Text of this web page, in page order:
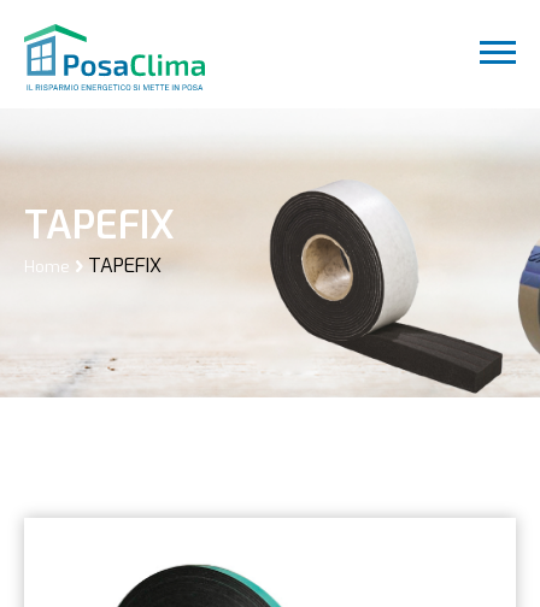
TAPEFIX
Home TAPEFIX